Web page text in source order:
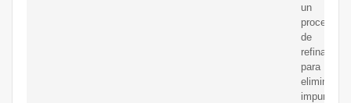
un
proceso
de
refinado
para
eliminar
impurezas